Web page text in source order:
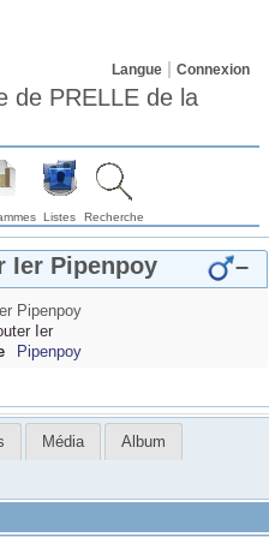
Langue Connexion
de PRELLE de la
Listes Recherche
Ier Pipenpoy –
Pipenpoy
Ier
Pipenpoy
Média Album